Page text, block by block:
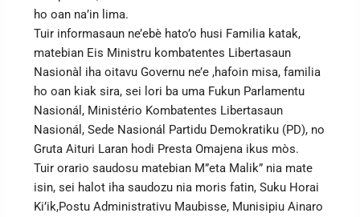
ho oan na’in lima.
Tuir informasaun ne’ebè hato’o husi Familia katak,
matebian Eis Ministru kombatentes Libertasaun
Nasionàl iha oitavu Governu ne’e ,hafoin misa, familia
ho oan kiak sira, sei lori ba uma Fukun Parlamentu
Nasionál, Ministério Kombatentes Libertasaun
Nasionál, Sede Nasionál Partidu Demokratiku (PD), no
Gruta Aituri Laran hodi Presta Omajena ikus mòs.
Tuir orario saudosu matebian M”eta Malik” nia mate
isin, sei halot iha saudozu nia moris fatin, Suku Horai
Ki’ik,Postu Administrativu Maubisse, Munisipiu Ainaro